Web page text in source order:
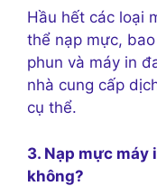
Hầu hết các loại
thể nạp mực,
phun và máy in
nhà cung cấp
cụ thể.
3. Nạp mực máy
không?